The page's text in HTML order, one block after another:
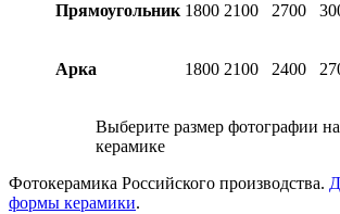
Прямоугольник 1800 2100 2700
Арка 1800 2100 2400
Выберите размер фотографии на
керамике
Фотокерамика Российского производства.
формы керамики.